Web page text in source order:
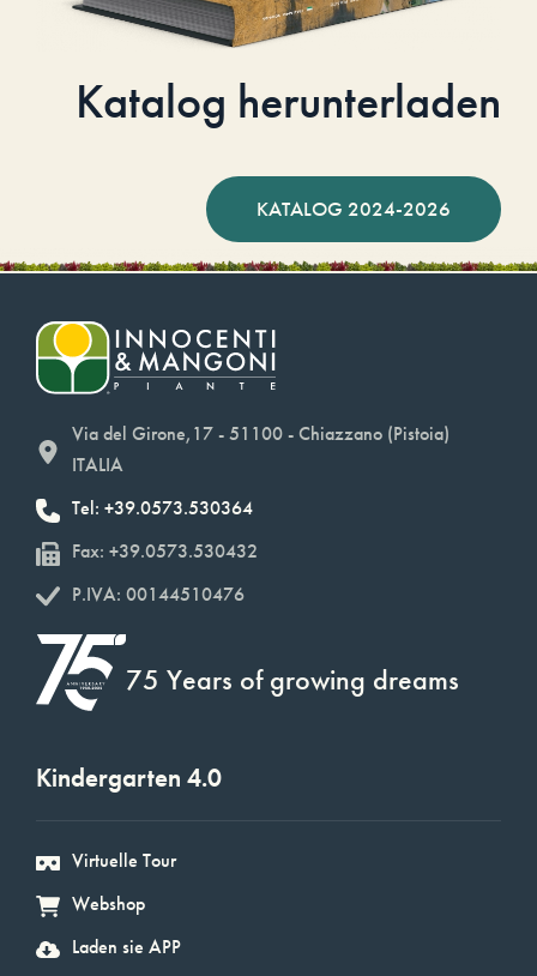
Katalog herunterladen
KATALOG 2024-2026
Via del Girone,17 - 51100 - Chiazzano (Pistoia)
ITALIA
Tel: +39.0573.530364
Fax: +39.0573.530432
P.IVA: 00144510476
75 Years of growing dreams
Kindergarten 4.0
Virtuelle Tour
Webshop
Laden sie APP